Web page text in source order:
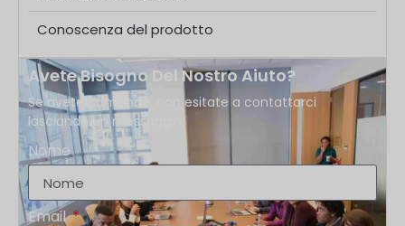
Conoscenza del prodotto
Avete Bisogno Del Nostro Aiuto?
Se avete domande, non esitate a contattarci
lasciando un messaggio.
Nome
Email